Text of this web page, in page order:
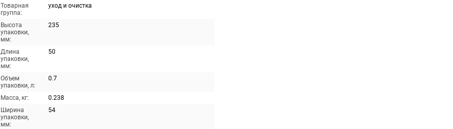
Товарная
группа:
уход и очистка
Высота
упаковки,
мм:
235
Длина
упаковки,
мм:
50
Объем
упаковки, л:
0.7
Масса, кг:
0.238
Ширина
упаковки,
мм:
54